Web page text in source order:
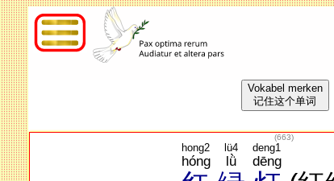
Vokabel merken
记住这个单词
(663)
hóng
hong2
lǜ
lü4
dēng
deng1